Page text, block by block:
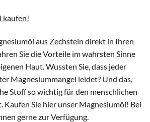
kaufen!
aus Zechstein direkt in Ihren
Sie die Vorteile im wahrsten Sinne
Haut. Wussten Sie, dass jeder
Magnesiummangel leidet? Und das,
Stoff so wichtig für den menschlichen
Kaufen Sie hier unser Magnesiumöl! Bei
gerne zur Verfügung.